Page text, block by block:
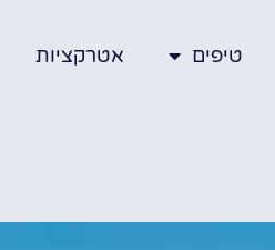
טיפים אטרקציות